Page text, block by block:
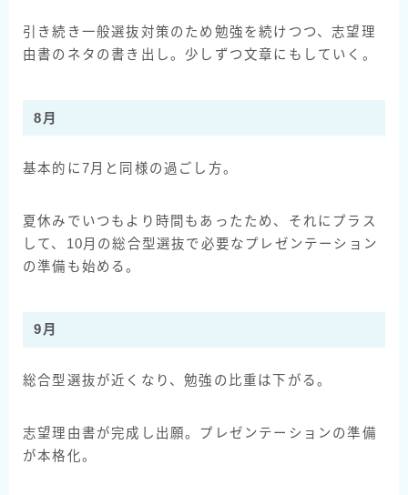
引き続き一般選抜対策のため勉強を続けつつ、志望理
由書のネタの書き出し。少しずつ文章にもしていく。
8月
基本的に7月と同様の過ごし方。
夏休みでいつもより時間もあったため、それにプラス
して、10月の総合型選抜で必要なプレゼンテーション
の準備も始める。
9月
総合型選抜が近くなり、勉強の比重は下がる。
志望理由書が完成し出願。プレゼンテーションの準備
が本格化。